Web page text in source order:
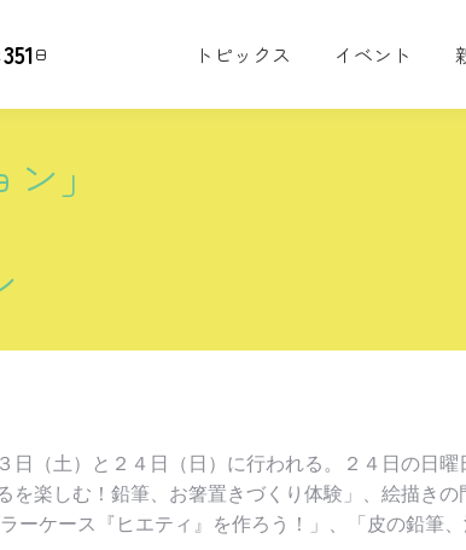
351日 トピックス イベント
」
（土）と２４日（日） に行われる。２４日の日曜
を楽しむ！鉛筆、お箸置きづくり体験」、 絵描きの
ーケース『ヒエティ』 を作ろう！」、「皮の鉛筆